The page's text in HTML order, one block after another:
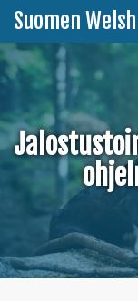
Suomen
Yhdistys
Corgeista
Welsh
Welsh
Jalostus